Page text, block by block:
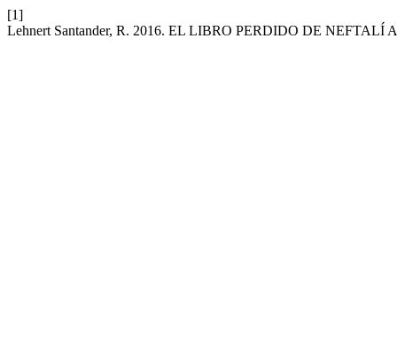
[1]
Lehnert Santander, R. 2016. EL LIBRO PERDIDO DE NEFTALÍ